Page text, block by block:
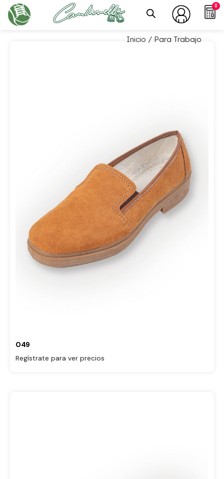
0
Inicio / Para Trabajo
049
Regístrate para ver precios